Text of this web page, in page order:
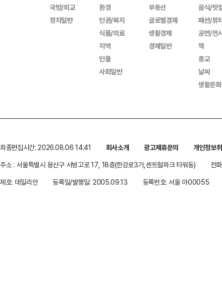
국방/외교
정치일반
환경
인권/복지
식품/의료
지역
인물
사회일반
부동산
글로벌경제
생활경제
경제일반
음식/맛
패션/뷰
공연/전
책
종교
날씨
생활문
최종편집시간: 2026.08.06 14:41 회사소개 광고제휴문의
개인정보
주소 : 서울특별시 용산구 서빙고로 17, 18층(한강로3가,센트럴파크 타워동)
전
제호: 데일리안
등록일/발행일: 2005.09.13 등록번호: 서울 아00055